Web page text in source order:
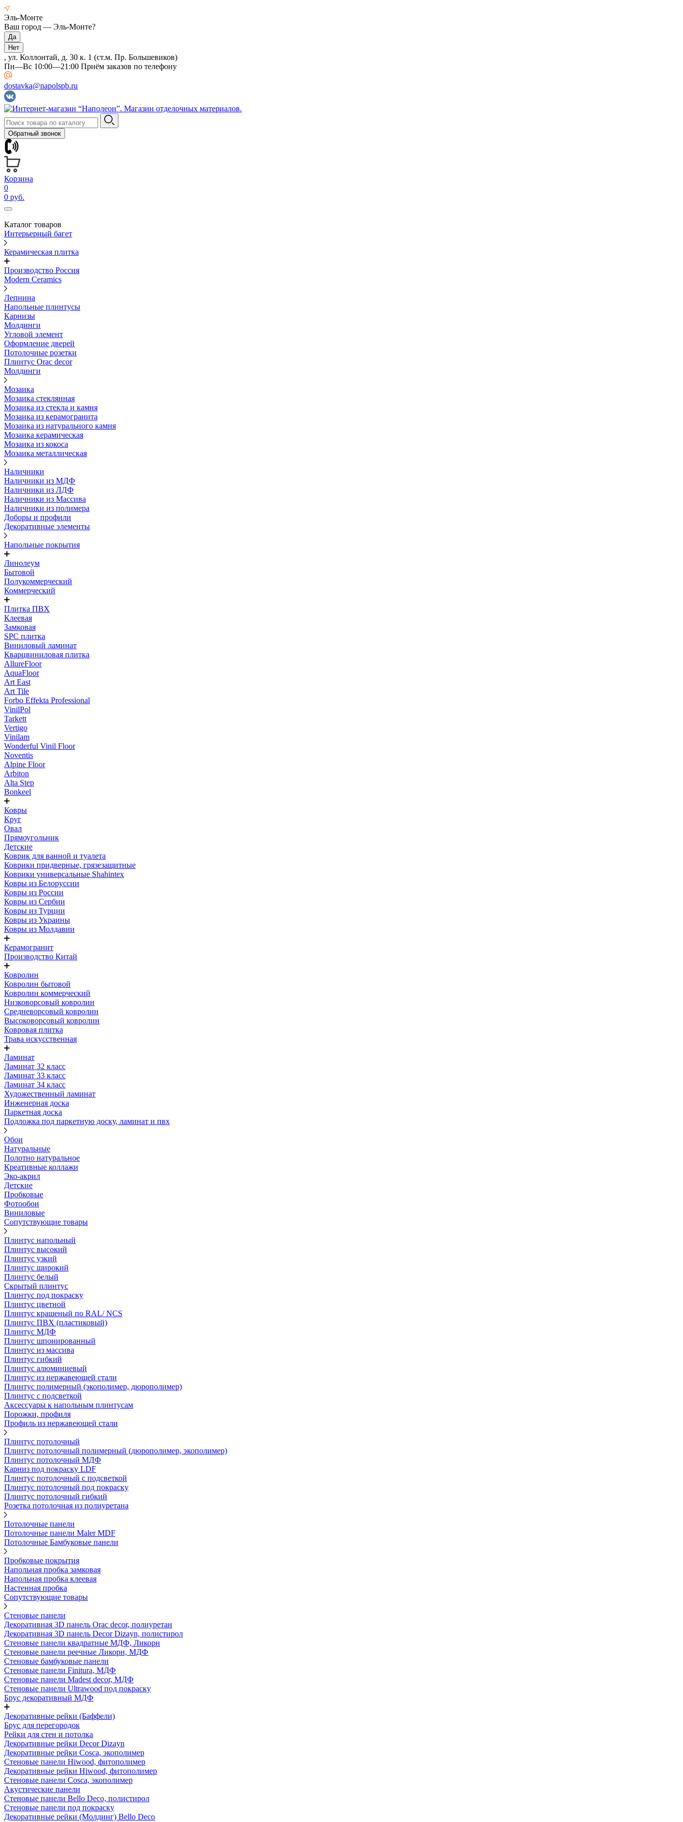
Эль-Монте
Ваш город — Эль-Монте?
, ул. Коллонтай, д. 30 к. 1 (ст.м. Пр. Большевиков)
Пн—Вс 10:00—21:00 Приём заказов по телефону
dostavka@napolspb.ru
Обратный звонок
Корзина
0
0 руб.
Каталог товаров
Интерьерный багет
Керамическая плитка
Производство Россия
Modern Ceramics
Лепнина
Напольные плинтусы
Карнизы
Молдинги
Угловой элемент
Оформление дверей
Потолочные розетки
Плинтус Orac decor
Молдинги
Мозаика
Мозаика стеклянная
Мозаика из стекла и камня
Мозаика из керамогранита
Мозаика из натурального камня
Мозаика керамическая
Мозаика из кокоса
Мозаика металлическая
Наличники
Наличники из МДФ
Наличники из ЛДФ
Наличники из Массива
Наличники из полимера
Доборы и профили
Декоративные элементы
Напольные покрытия
Линолеум
Бытовой
Полукоммерческий
Коммерческий
Плитка ПВХ
Клеевая
Замковая
SPC плитка
Виниловый ламинат
Кварцвиниловая плитка
AllureFloor
AquaFloor
Art East
Art Tile
Forbo Effekta Professional
VinilPol
Tarkett
Vertigo
Vinilam
Wonderful Vinil Floor
Noventis
Alpine Floor
Arbiton
Alta Step
Bonkeel
Ковры
Круг
Овал
Прямоугольник
Детские
Коврик для ванной и туалета
Коврики придверные, грязезащитные
Коврики универсальные Shahintex
Ковры из Белоруссии
Ковры из России
Ковры из Сербии
Ковры из Турции
Ковры из Украины
Ковры из Молдавии
Керамогранит
Производство Китай
Ковролин
Ковролин бытовой
Ковролин коммерческий
Низковорсовый ковролин
Средневорсовый ковролин
Высоковорсовый ковролин
Ковровая плитка
Трава искусственная
Ламинат
Ламинат 32 класс
Ламинат 33 класс
Ламинат 34 класс
Художественный ламинат
Инженерная доска
Паркетная доска
Подложка под паркетную доску, ламинат и пвх
Обои
Натуральные
Полотно натуральное
Креативные коллажи
Эко-акрил
Детские
Пробковые
Фотообои
Виниловые
Сопутствующие товары
Плинтус напольный
Плинтус высокий
Плинтус узкий
Плинтус широкий
Плинтус белый
Скрытый плинтус
Плинтус под покраску
Плинтус цветной
Плинтус крашеный по RAL/ NCS
Плинтус ПВХ (пластиковый)
Плинтус МДФ
Плинтус шпонированный
Плинтус из массива
Плинтус гибкий
Плинтус алюминиевый
Плинтус из нержавеющей стали
Плинтус полимерный (экополимер, дюрополимер)
Плинтус с подсветкой
Аксессуары к напольным плинтусам
Порожки, профиля
Профиль из нержавеющей стали
Плинтус потолочный
Плинтус потолочный полимерный (дюрополимер, экополимер)
Плинтус потолочный МДФ
Карниз под покраску LDF
Плинтус потолочный с подсветкой
Плинтус потолочный под покраску
Плинтус потолочный гибкий
Розетка потолочная из полиуретана
Потолочные панели
Потолочные панели Maler MDF
Потолочные Бамбуковые панели
Пробковые покрытия
Напольная пробка замковая
Напольная пробка клеевая
Настенная пробка
Сопутствующие товары
Стеновые панели
Декоративная 3D панель Orac decor, полиуретан
Декоративная 3D панель Decor Dizayn, полистирол
Стеновые панели квадратные МДФ, Ликорн
Стеновые панели реечные Ликорн, МДФ
Стеновые бамбуковые панели
Стеновые панели Finitura, МДФ
Стеновые панели Madest decor, МДФ
Стеновые панели Ultrawood под покраску
Брус декоративный МДФ
Декоративные рейки (Баффели)
Брус для перегородок
Рейки для стен и потолка
Декоративные рейки Decor Dizayn
Декоративные рейки Cosca, экополимер
Стеновые панели Hiwood, фитополимер
Декоративные рейки Hiwood, фитополимер
Стеновые панели Cosca, экополимер
Акустические панели
Стеновые панели Bello Deco, полистирол
Стеновые панели под покраску
Декоративные рейки (Молдинг) Bello Deco